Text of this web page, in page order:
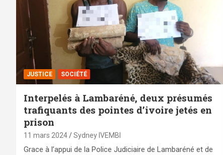
JUSTICE SOCIÉTÉ
Interpelés à Lambaréné, deux présumés
trafiquants des pointes d’ivoire jetés en
prison
11 mars 2024 Sydney IVEMBI
Grace à l’appui de la Police Judiciaire de Lambaréné et de